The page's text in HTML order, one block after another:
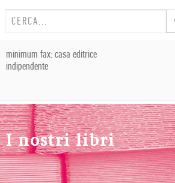
minimum fax: casa editrice
indipendente
I nostri libri